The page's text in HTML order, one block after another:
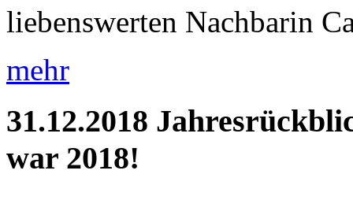
liebenswerten Nachbarin
mehr
31.12.2018
war 2018!